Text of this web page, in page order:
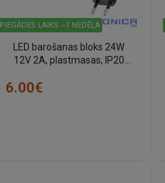
PIEGĀDES LAIKS ~1 NEDĒĻA
LED barošanas bloks 24W
12V 2A, plastmasas, IP20
6.00€